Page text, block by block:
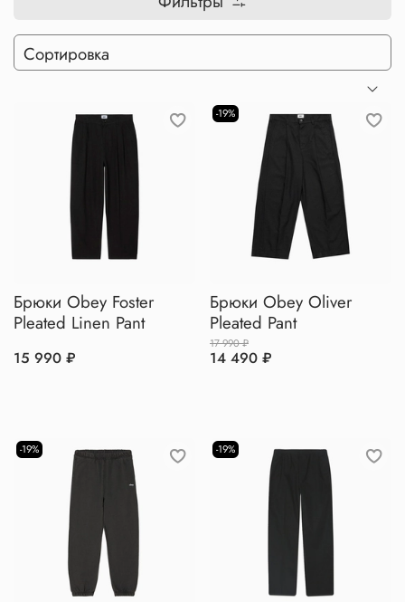
Брюки Obey Foster
Pleated Linen Pant
15 990 ₽
-19%
Брюки Obey Oliver
Pleated Pant
17 990 ₽
14 490 ₽
-19% -19%